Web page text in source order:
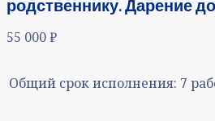
родственнику. Дарение
55 000₽
Общий срок исполнения: 7